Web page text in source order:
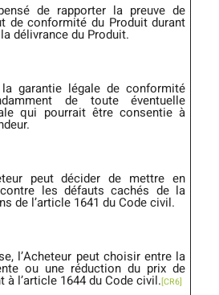
de rapporter la preuve de
de conformité du Produit durant
délivrance du Produit.
garantie légale de conformité
de toute éventuelle
qui pourrait être consentie à
peut décider de mettre en
les défauts cachés de la
de l’article 1641 du Code civil.
l’Acheteur peut choisir entre la
ou une réduction du prix de
l’article 1644 du Code civil. [CR6]